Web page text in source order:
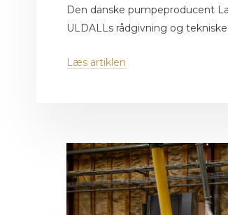
Den danske pumpeproducent
ULDALLs rådgivning og
Læs artiklen